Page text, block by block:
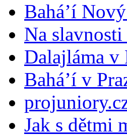
Bahá’í
Na
Dalajláma v
Bahá’í v
Jak s dětmi